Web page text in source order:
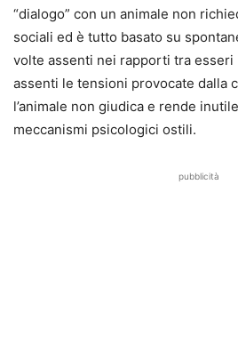
“dialogo” con un animale non
sociali ed è tutto basato su
volte assenti nei rapporti tra esseri
assenti le tensioni provocate dalla
l’animale non giudica e rende
meccanismi psicologici ostili.
pubblicità